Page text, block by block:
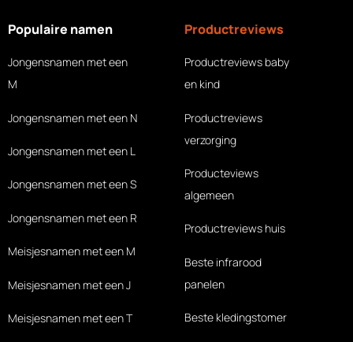
Populaire namen
Jongensnamen met een
M
Jongensnamen met een N
Jongensnamen met een L
Jongensnamen met een S
Jongensnamen met een R
Meisjesnamen met een M
Meisjesnamen met een J
Meisjesnamen met een T
Productreviews
Productreviews baby
en kind
Productreviews
verzorging
Producteviews
algemeen
Productreviews huis
Beste infrarood
panelen
Beste kledingstomer